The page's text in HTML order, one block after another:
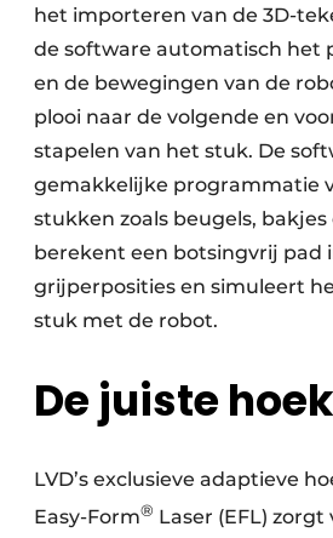
het importeren van de 3D-
de software automatisch het
en de bewegingen van de
plooi naar de volgende en
stapelen van het stuk. De
gemakkelijke programmatie
stukken zoals beugels,
berekent een botsingvrij pad
grijperposities en simuleert
stuk met de robot.
De juiste hoek
LVD’s exclusieve adaptieve
Easy-Form® Laser (EFL)